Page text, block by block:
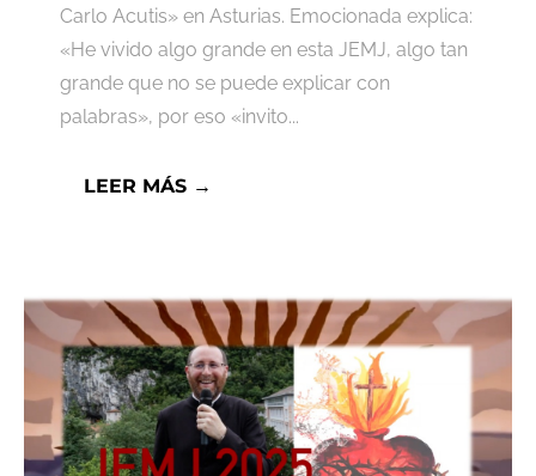
Carlo Acutis» en Asturias. Emocionada explica:
«He vivido algo grande en esta JEMJ, algo tan
grande que no se puede explicar con
palabras», por eso «invito...
LEER MÁS →